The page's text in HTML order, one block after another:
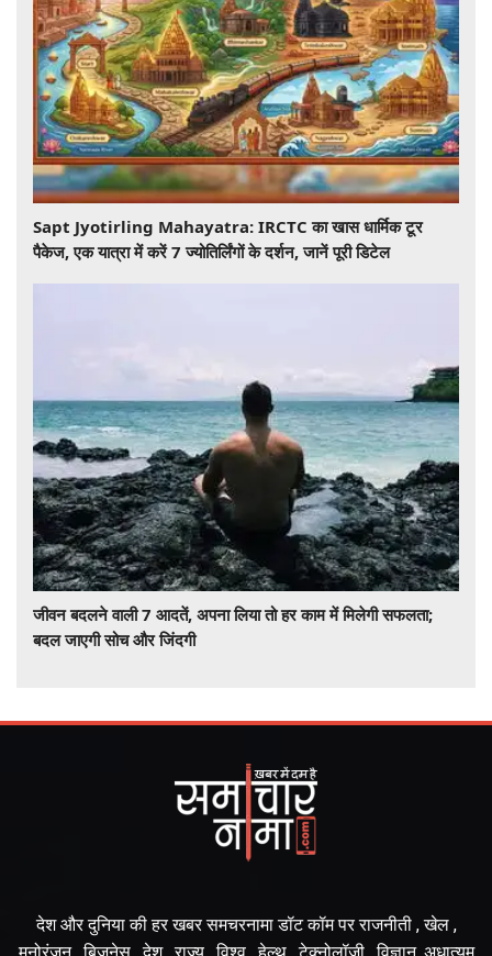
Sapt Jyotirling Mahayatra: IRCTC का खास धार्मिक टूर
पैकेज, एक यात्रा में करें 7 ज्योतिर्लिंगों के दर्शन, जानें पूरी डिटेल
जीवन बदलने वाली 7 आदतें, अपना लिया तो हर काम में मिलेगी सफलता;
बदल जाएगी सोच और जिंदगी
देश और दुनिया की हर खबर समचरनामा डॉट कॉम पर राजनीती , खेल ,